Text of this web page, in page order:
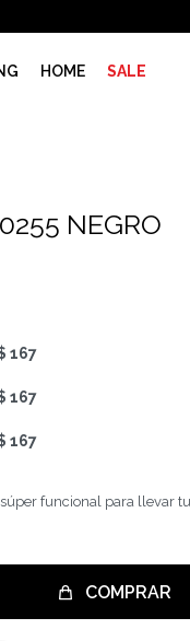
HOME SALE
NEGRO
167
167
167
funcional para llevar
COMPRAR